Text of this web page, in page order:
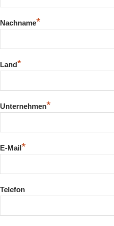
Nachname*
Land*
Unternehmen*
E-Mail*
Telefon